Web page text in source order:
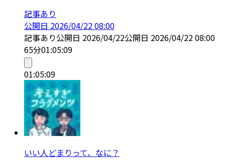
記事あり
公開日 2026/04/22 08:00
記事あり公開日 2026/04/22公開日 2026/04/22 08:00
65分01:05:09
01:05:09
いい人どまりって、なに？